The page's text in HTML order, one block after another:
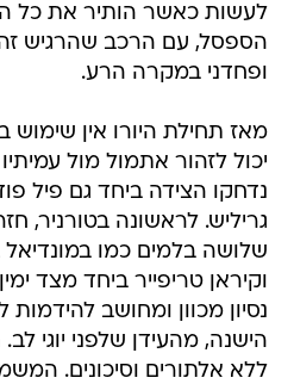
לעשות כאשר הותיר את כל
הספסל, עם הרכב שהרגיש
ופחדני במקרה הרע.
מאז תחילת היורו אין שימוש
יכול לזהור אתמול מול
נדחקו הצידה ביחד גם פיל
גריליש. לראשונה בטורניר,
שלושה בלמים כמו במונדיאל
וקיראן טריפייר ביחד מצד
נסיון מכוון ומחושב
הישנה, מהעידן שלפני יוגי
ללא אלתורים וסיכונים.